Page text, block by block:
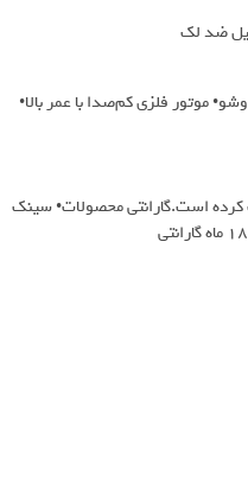
ضد لک
قابل شست‌وشو• موتور فلزی کم‌صدا با عمر بالا•
راحت کرده است.گارانتی محصولات• سینک